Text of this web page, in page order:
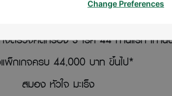
ตรวจคัดกรอง 3 โรค 44 ท่านแรก เท่านั้
แพ็กเกจครบ 44,000 บาท ขึ้นไป*
สมอง หัวใจ มะเร็ง
Change Preferences